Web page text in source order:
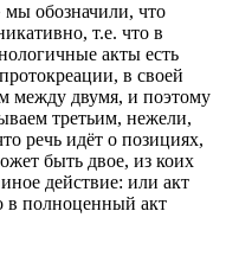
мы обозначили, что
т.е. что в
акты есть
в своей
между двумя, и поэтому
третьим, нежели,
речь идёт о позициях,
быть двое, из коих
действие: или акт
в полноценный акт